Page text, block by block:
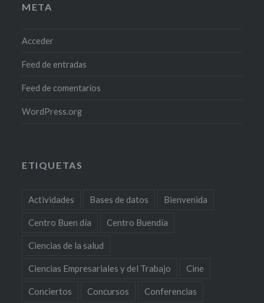
META
Acceder
Feed de entradas
Feed de comentarios
WordPress.org
ETIQUETAS
Actividades Bases de datos Bienvenida
Centro Buen día Centro Buendía
Ciencias de la salud
Ciencias Empresariales y del Trabajo Cine
Conciertos Concursos Conferencias